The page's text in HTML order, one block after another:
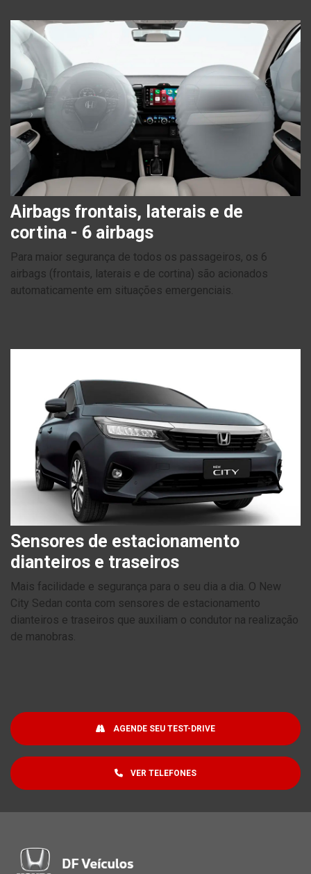
Airbags frontais, laterais e de
cortina - 6 airbags
Para maior segurança de todos os passageiros, os 6
airbags (frontais, laterais e de cortina) são acionados
automaticamente em situações emergenciais.
Sensores de estacionamento
dianteiros e traseiros
Mais facilidade e segurança para o seu dia a dia. O New
City Sedan conta com sensores de estacionamento
dianteiros e traseiros que auxiliam o condutor na realização
de manobras.
VER TELEFONES
AGENDE SEU TEST-DRIVE